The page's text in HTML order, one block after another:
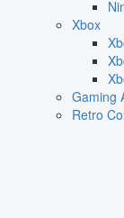
Xbox
Gaming
Retro